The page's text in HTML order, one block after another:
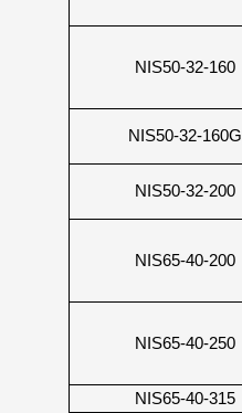
NIS50-32-160
NIS50-32-160G
NIS50-32-200
NIS65-40-200
NIS65-40-250
NIS65-40-315